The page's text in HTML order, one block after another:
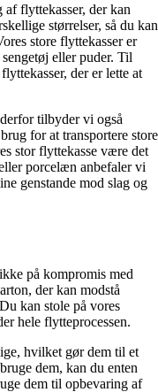
flyttekasser, der kan
størrelser, så du kan
store flyttekasser er
eller puder. Til
der er lette at
tilbyder vi også
for at transportere store
stor flyttekasse være det
porcelæn anbefaler vi
genstande mod slag og
på kompromis med
der kan modstå
kan stole på vores
hele flytteprocessen.
hvilket gør dem til et
dem, kan du enten
dem til opbevaring af